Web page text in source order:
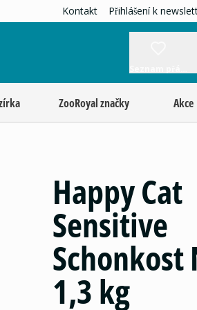
Kontakt Přihlášení k
ZooRoyal značky Akce
Happy Cat
Sensitive
Schonkost
1,3 kg